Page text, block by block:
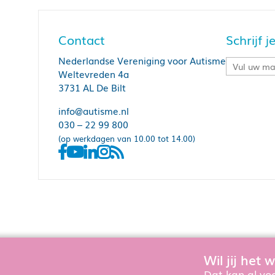
Contact
Nederlandse Vereniging voor Autisme
Weltevreden 4a
3731 AL De Bilt
info@autisme.nl
030 – 22 99 800
(op werkdagen van 10.00 tot 14.00)
Schrijf
Om de website goed te latenWil jij het